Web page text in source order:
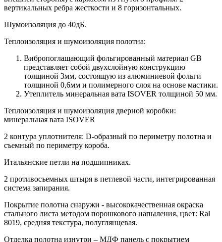
вертикальных ребра жесткости и 8 горизонтальных.
Шумоизоляция до 40дБ.
Теплоизоляция и шумоизоляция полотна:
Вибропоглащающий фольгированный материал GB
представляет собой двухслойную конструкцию
толщиной 3мм, состоящую из алюминиевой фольги
толщиной 0,6мм и полимерного слоя на основе мастики.
Утеплитель минеральная вата ISOVER толщиной 50 мм.
Теплоизоляция и шумоизоляция дверной коробки:
минеральная вата ISOVER
2 контура уплотнителя: D-образный по периметру полотна и
съемный по периметру короба.
Итальянские петли на подшипниках.
2 противосъемных штыря в петлевой части, интегрированная
система запирания.
Покрытие полотна снаружи - высококачественная окраска
стального листа методом порошкового напыления, цвет: Ral
8019, средняя текстура, полуглянцевая.
Отделка полотна изнутри – МДФ панель с покрытием